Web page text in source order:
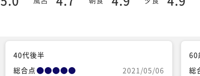
40代後半
総合点
2021/05/06
60
総